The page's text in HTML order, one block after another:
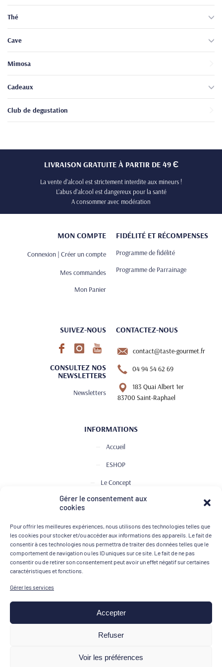
Gérer le consentement aux
cookies
Pour offrir les meilleures expériences, nous utilisons des technologies telles que
les cookies pour stocker et/ou accéder aux informations des appareils. Le fait de
consentir à ces technologies nous permettra de traiter des données telles que le
comportement de navigation ou les ID uniques sur ce site. Le fait de ne pas
consentir ou de retirer son consentement peut avoir un effet négatif sur certaines
caractéristiques et fonctions.
Gérer les services
Accepter
Refuser
Voir les préférences
Thé
Cave
Mimosa
Cadeaux
Club de degustation
LIVRAISON GRATUITE À PARTIR DE 49 Є
La vente d’alcool est strictement interdite aux mineurs !
L’abus d’alcool est dangereux pour la santé
A consommer avec modération
MON COMPTE
Connexion | Créer un compte
Mes commandes
Mon Panier
FIDÉLITÉ ET RÉCOMPENSES
Programme de fidélité
Programme de Parrainage
SUIVEZ-NOUS
CONSULTEZ NOS
NEWSLETTERS
Newsletters
CONTACTEZ-NOUS
contact@taste-gourmet.fr
04 94 54 62 69
183 Quai Albert 1er
83700 Saint-Raphael
INFORMATIONS
Accueil
ESHOP
Le Concept
Club de Dégustation
Contact
MOYENS DE PAIEMENT
Mentions légales
Politique de confidentialité